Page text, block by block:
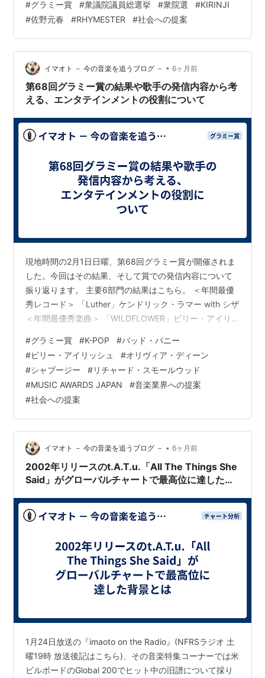
Radio』、昨夜は19回目の放送でした。お聴きくださった
皆さん、ありがとうございます。番組概要については上
記ポスト内リンク先、および下記ブログエントリーをご
参…
#グラミー賞 #衆議院議員総選挙 #衆院選 #KIRINJI
#佐野元春 #RHYMESTER #社会への提案
イマオト － 今の音楽を追うブログ － • 6ヶ月前
第68回グラミー賞の結果や歌手の発信内容から考
える、エンタテインメントの役割について
現地時間の2月1日日曜、第68回グラミー賞が開催されま
した。今回はその結果、そして賞での発信内容について
振り返ります。 主要6部門の結果はこちら。 ＜年間最優
秀レコード＞ 「Luther」ケンドリック・ラマー with シザ
＜年間最優秀楽曲＞ 「WILDFLOWER」ビリー・アイリ
FOToS』バッド・バニー ＜最優秀新人賞＞ オリヴィア・
ディーン ＜最優秀プロデューサー（ノン・クラシック）
＞ サーキット ＜最優秀ソングライター（ノン・クラシッ
ク）＞ エイミー・アレン 【第68回グラミー賞授賞式
(R)】全受賞アーティスト＆作品リス…
#グラミー賞 #K-POP #バッド・バニー
#ビリー・アイリッシュ #オリヴィア・ディーン
#シャブージー #リチャード・スモールウッド
#MUSIC AWARDS JAPAN #音楽業界への提案
#社会への提案
イマオト － 今の音楽を追うブログ － • 6ヶ月前
2002年リリースのt.A.T.u.「All The Things She
Said」がグローバルチャートで最高位に達した背
1月24日放送の『imaoto on the Radio』(NFRSラジオ 土
曜19時 放送後記はこちら)、その音楽特集コーナーでは米
ビルボードのGlobal 200でヒット中の旧譜について採り